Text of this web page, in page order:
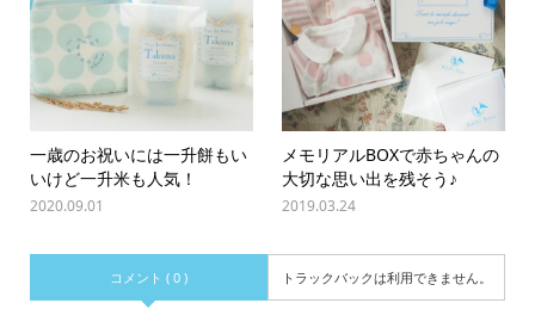
一歳のお祝いには一升餅もい
いけど一升米も人気！
2020.09.01
メモリアルBOXで赤ちゃんの
大切な思い出を残そう♪
2019.03.24
コメント ( 0 ) トラックバックは利用できません。